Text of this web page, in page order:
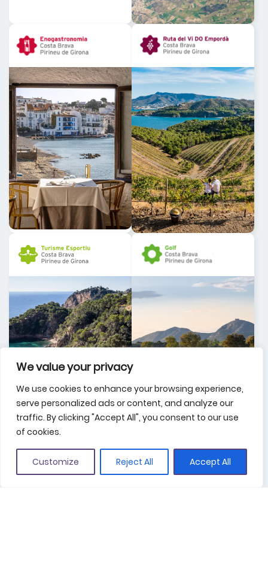
We value your privacy
We use cookies to enhance your browsing experience,
serve personalized ads or content, and analyze our
traffic. By clicking "Accept All", you consent to our use
of cookies.
Customize Reject All Accept All